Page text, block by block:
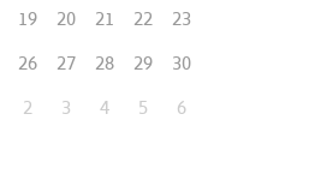
19 20 21 22
23
26 27 28 29
30
2 3 4 5 6